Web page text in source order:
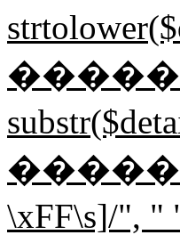
������
\xFF\s]/",